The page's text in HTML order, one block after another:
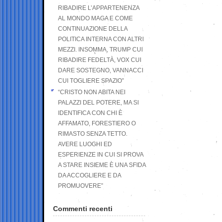
RIBADIRE L’APPARTENENZA
AL MONDO MAGA E COME
CONTINUAZIONE DELLA
POLITICA INTERNA CON ALTRI
MEZZI. INSOMMA, TRUMP CUI
RIBADIRE FEDELTÀ, VOX CUI
DARE SOSTEGNO, VANNACCI
CUI TOGLIERE SPAZIO”
“CRISTO NON ABITA NEI
PALAZZI DEL POTERE, MA SI
IDENTIFICA CON CHI È
AFFAMATO, FORESTIERO O
RIMASTO SENZA TETTO.
AVERE LUOGHI ED
ESPERIENZE IN CUI SI PROVA
A STARE INSIEME È UNA SFIDA
DA ACCOGLIERE E DA
PROMUOVERE”
Commenti recenti